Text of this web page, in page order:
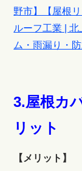
野市】【屋根
ルーフ工業 |
ム・雨漏り・
3.屋根カ
リット
【メリット】